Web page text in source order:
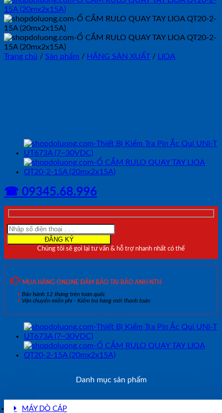
Trang chủ / Sản phẩm / HÃNG SẢN XUẤT / LIOA
☎ 09345.68.996
Chúng tôi sẽ gọi lại tư vấn & hỗ trợ nhanh nhất có thể
MUA HÀNG ONLINE ĐẢM BẢO TẠI BẢO ANH NTH
Bảo hành 12 tháng trên toàn quốc
Vận chuyển miễn phí - Kiểm tra hàng mới thanh toán
Danh mục sản phẩm
MÁY DÒ CÁP